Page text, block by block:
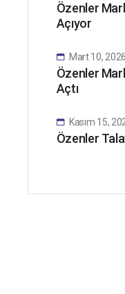
Özenler
Açıyor
Mart 10, 2026
Özenler
Açtı
Kasım 15,
Özenler